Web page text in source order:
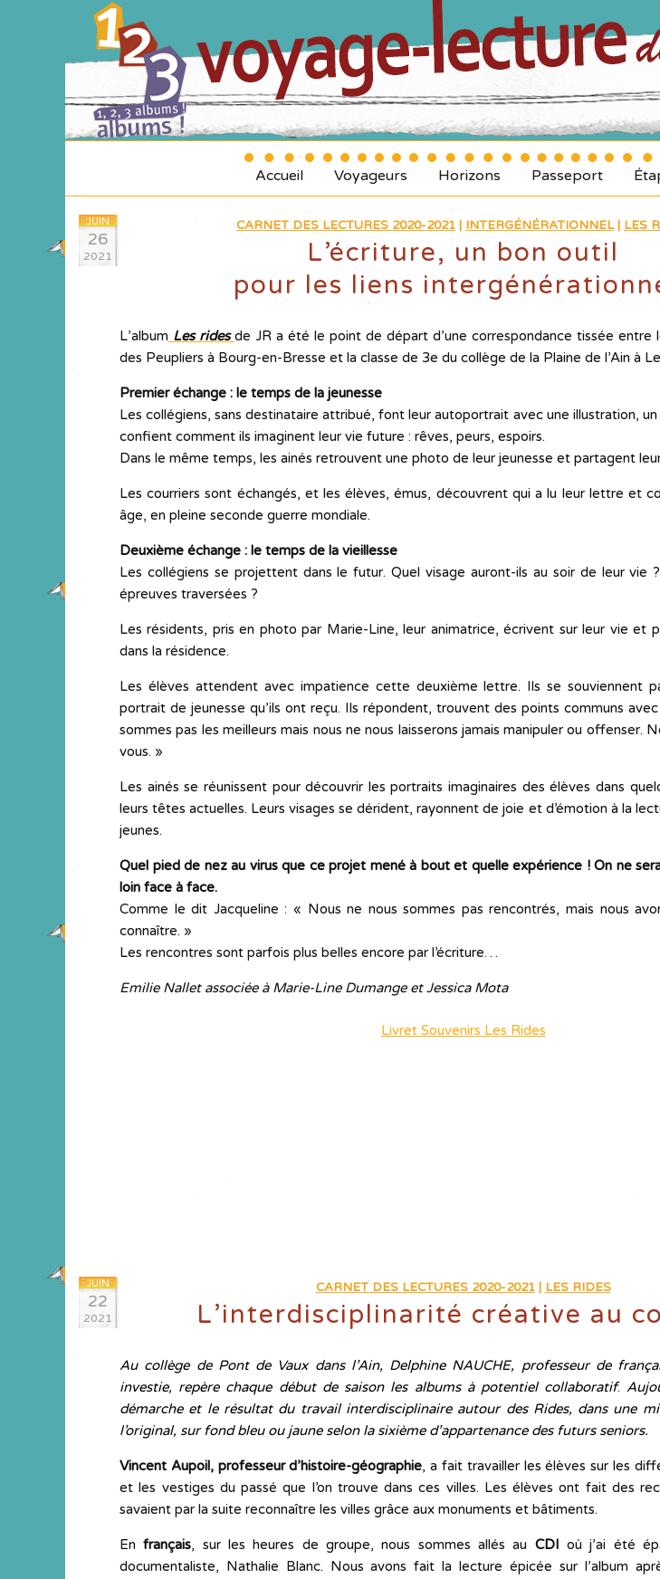
Accueil Voyageurs Horizons Passeport
JUIN
26
2021
CARNET DES LECTURES 2020-2021 INTERGÉNÉRATIONNEL| LES
L’écriture, un bon outil
pour les liens
L’album Les rides de JR a été le point de départ d’une correspondance tissée entre
des Peupliers à Bourg-en-Bresse et la classe de 3e du collège de la Plaine de l’Ain à
Premier échange : le temps de la jeunesse
Les collégiens, sans destinataire attribué, font leur autoportrait avec une illustration,
confient comment ils imaginent leur vie future : rêves, peurs, espoirs.
Dans le même temps, les ainés retrouvent une photo de leur jeunesse et partagent
Les courriers sont échangés, et les élèves, émus, découvrent qui a lu leur lettre et
âge, en pleine seconde guerre mondiale.
Deuxième échange : le temps de la vieillesse
Les collégiens se projettent dans le futur. Quel visage auront-ils au soir de leur vie
épreuves traversées ?
Les résidents, pris en photo par Marie-Line, leur animatrice, écrivent sur leur vie et
dans la résidence.
Les élèves attendent avec impatience cette deuxième lettre. Ils se souviennent
portrait de jeunesse qu’ils ont reçu. Ils répondent, trouvent des points communs
sommes pas les meilleurs mais nous ne nous laisserons jamais manipuler ou offenser.
vous. »
Les ainés se réunissent pour découvrir les portraits imaginaires des élèves dans
leurs têtes actuelles. Leurs visages se dérident, rayonnent de joie et d’émotion à la
jeunes.
Quel pied de nez au virus que ce projet mené à bout et quelle expérience ! On ne
loin face à face.
Comme le dit Jacqueline : « Nous ne nous sommes pas rencontrés, mais nous
connaître. »
Les rencontres sont parfois plus belles encore par l’écriture…
Emilie Nallet associée à Marie-Line Dumange et Jessica Mota
Livret Souvenirs Les Rides
JUIN
22
2021
CARNET DES LECTURES 2020-2021| LES RIDES
L’interdisciplinarité créative au
Au collège de Pont de Vaux dans l’Ain, Delphine NAUCHE, professeur de
investie, repère chaque début de saison les albums à potentiel collaboratif.
démarche et le résultat du travail interdisciplinaire autour des Rides, dans une
l’original, sur fond bleu ou jaune selon la sixième d’appartenance des futurs seniors.
Vincent Aupoil, professeur d’histoire-géographie, a fait travailler les élèves sur les
et les vestiges du passé que l’on trouve dans ces villes. Les élèves ont fait des
savaient par la suite reconnaître les villes grâce aux monuments et bâtiments.
Enfrançais, sur les heures de groupe, nous sommes allés au CDIoù j’ai été
documentaliste, Nathalie Blanc. Nous avons fait la lecture épicée sur l’album